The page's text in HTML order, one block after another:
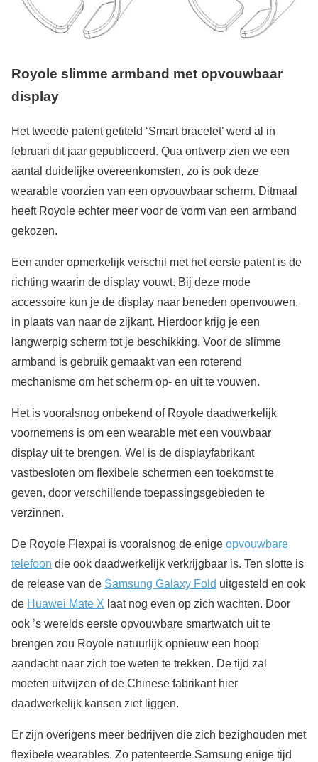
Royole slimme armband met opvouwbaar
display
Het tweede patent getiteld ‘Smart bracelet’ werd al in
februari dit jaar gepubliceerd. Qua ontwerp zien we een
aantal duidelijke overeenkomsten, zo is ook deze
wearable voorzien van een opvouwbaar scherm. Ditmaal
heeft Royole echter meer voor de vorm van een armband
gekozen.
Een ander opmerkelijk verschil met het eerste patent is de
richting waarin de display vouwt. Bij deze mode
accessoire kun je de display naar beneden openvouwen,
in plaats van naar de zijkant. Hierdoor krijg je een
langwerpig scherm tot je beschikking. Voor de slimme
armband is gebruik gemaakt van een roterend
mechanisme om het scherm op- en uit te vouwen.
Het is vooralsnog onbekend of Royole daadwerkelijk
voornemens is om een wearable met een vouwbaar
display uit te brengen. Wel is de displayfabrikant
vastbesloten om flexibele schermen een toekomst te
geven, door verschillende toepassingsgebieden te
verzinnen.
De Royole Flexpai is vooralsnog de enige opvouwbare
telefoon die ook daadwerkelijk verkrijgbaar is. Ten slotte is
de release van de Samsung Galaxy Fold uitgesteld en ook
de Huawei Mate X laat nog even op zich wachten. Door
ook ’s werelds eerste opvouwbare smartwatch uit te
brengen zou Royole natuurlijk opnieuw een hoop
aandacht naar zich toe weten te trekken. De tijd zal
moeten uitwijzen of de Chinese fabrikant hier
daadwerkelijk kansen ziet liggen.
Er zijn overigens meer bedrijven die zich bezighouden met
flexibele wearables. Zo patenteerde Samsung enige tijd